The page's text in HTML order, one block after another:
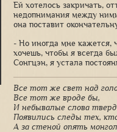
Ей хотелось закричать,
недопнимания между
она поставит
- Но иногда мне кажется,
хочешь, чтобы я всегда
Сонгцэн, я устала
Все тот же свет над
Все тот же вроде бы,
И небывалые слова
Появились следы тех,
А за стеной опять